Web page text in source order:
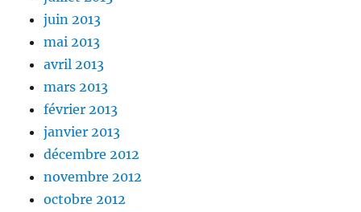
juin 2013
mai 2013
avril 2013
mars 2013
février 2013
janvier 2013
décembre 2012
novembre 2012
octobre 2012